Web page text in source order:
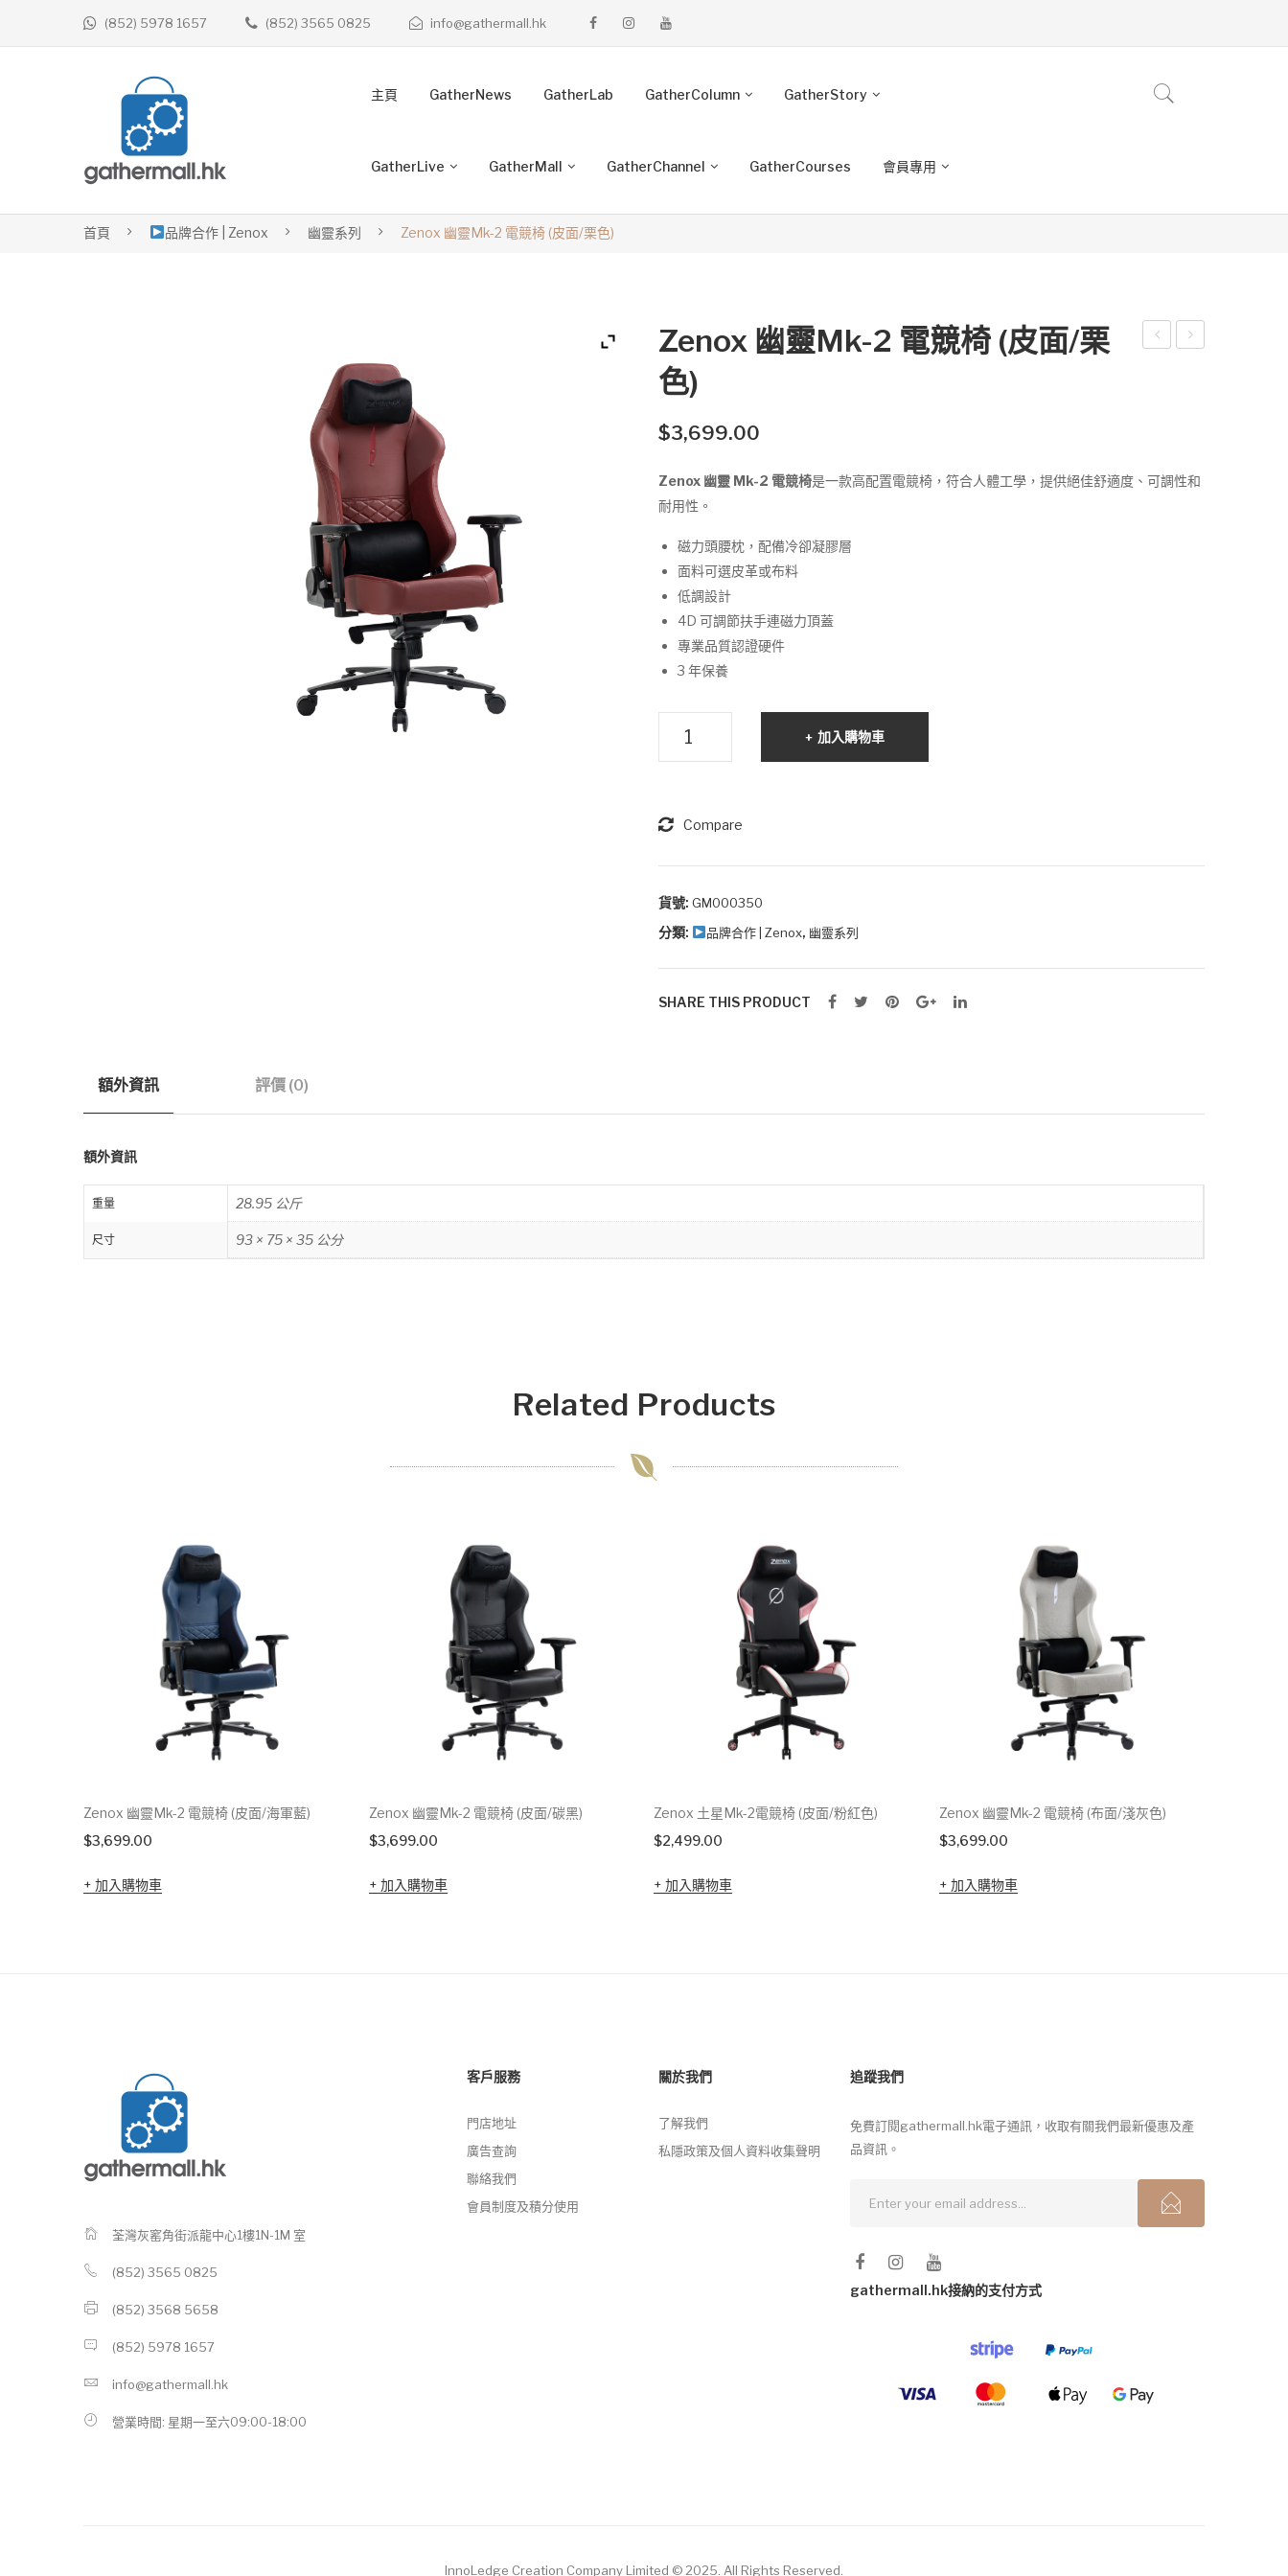
(852) 5978 1657 (852) 3565 0825 info@gathermall.hk
主頁 GatherNews GatherLab GatherColumn GatherStory
GatherLive GatherMall GatherChannel GatherCourses 會員專用
首頁 品牌合作 | Zenox 幽靈系列 Zenox 幽靈Mk-2 電競椅 (皮面/栗色)
Zenox 幽靈Mk-2 電競椅 (皮面/栗
色)
$3,699.00
Zenox 幽靈 Mk-2 電競椅是一款高配置電競椅，符合人體工學，提供絕佳舒適度、可調性和
耐用性。
磁力頭腰枕，配備冷卻凝膠層
面料可選皮革或布料
低調設計
4D 可調節扶手連磁力頂蓋
專業品質認證硬件
3 年保養
2
椅
(皮
栗
色)
加入購物車
Compare
貨號: GM000350
分類: 品牌合作 | Zenox, 幽靈系列
SHARE THIS PRODUCT
額外資訊 評價 (0)
額外資訊
重量 28.95 公斤
尺寸 93 × 75 × 35 公分
Related Products
Zenox 幽靈Mk-2 電競椅 (皮面/海軍藍)
$3,699.00
加入購物車
Zenox 幽靈Mk-2 電競椅 (皮面/碳黑)
$3,699.00
加入購物車
Zenox 土星Mk-2電競椅 (皮面/粉紅色)
$2,499.00
加入購物車
Zenox 幽靈Mk-2 電競椅 (布面/淺灰色)
$3,699.00
加入購物車
荃灣灰窰角街派龍中心1樓1N-1M 室
(852) 3565 0825
(852) 3568 5658
(852) 5978 1657
info@gathermall.hk
營業時間: 星期一至六09:00-18:00
客戶服務
門店地址
廣告查詢
聯絡我們
會員制度及積分使用
關於我們
了解我們
私隱政策及個人資料收集聲明
追蹤我們
免費訂閱gathermall.hk電子通訊，收取有關我們最新優惠及產
品資訊。
gathermall.hk接納的支付方式
InnoLedge Creation Company Limited © 2025. All Rights Reserved.